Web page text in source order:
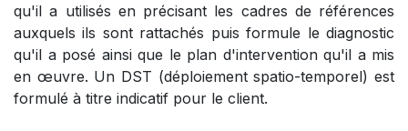
qu'il a utilisés en précisant les cadres de références
auxquels ils sont rattachés puis formule le diagnostic
qu'il a posé ainsi que le plan d'intervention qu'il a mis
en œuvre. Un DST (déploiement spatio-temporel) est
formulé à titre indicatif pour le client.